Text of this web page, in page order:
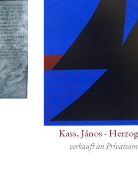
Kass, János-
verkauft an